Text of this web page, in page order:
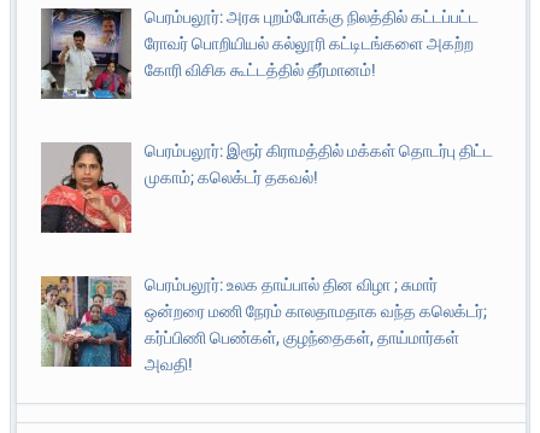
பெரம்பலூர்: அரசு புறம்போக்கு நிலத்தில் கட்டப்பட்ட
ரோவர் பொறியியல் கல்லூரி கட்டிடங்களை அகற்ற
கோரி விசிக கூட்டத்தில் தீர்மானம்!
பெரம்பலூர்: இரூர் கிராமத்தில் மக்கள் தொடர்பு திட்ட
முகாம்; கலெக்டர் தகவல்!
பெரம்பலூர்: உலக தாய்பால் தின விழா ; சுமார்
ஒன்றரை மணி நேரம் காலதாமதாக வந்த கலெக்டர்;
கர்ப்பிணி பெண்கள், குழந்தைகள், தாய்மார்கள்
அவதி!